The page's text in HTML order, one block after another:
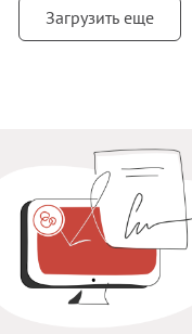
Загрузить еще